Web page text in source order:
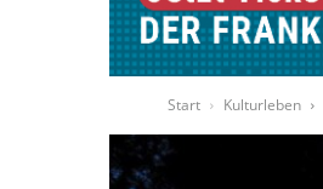
Start Kulturleben